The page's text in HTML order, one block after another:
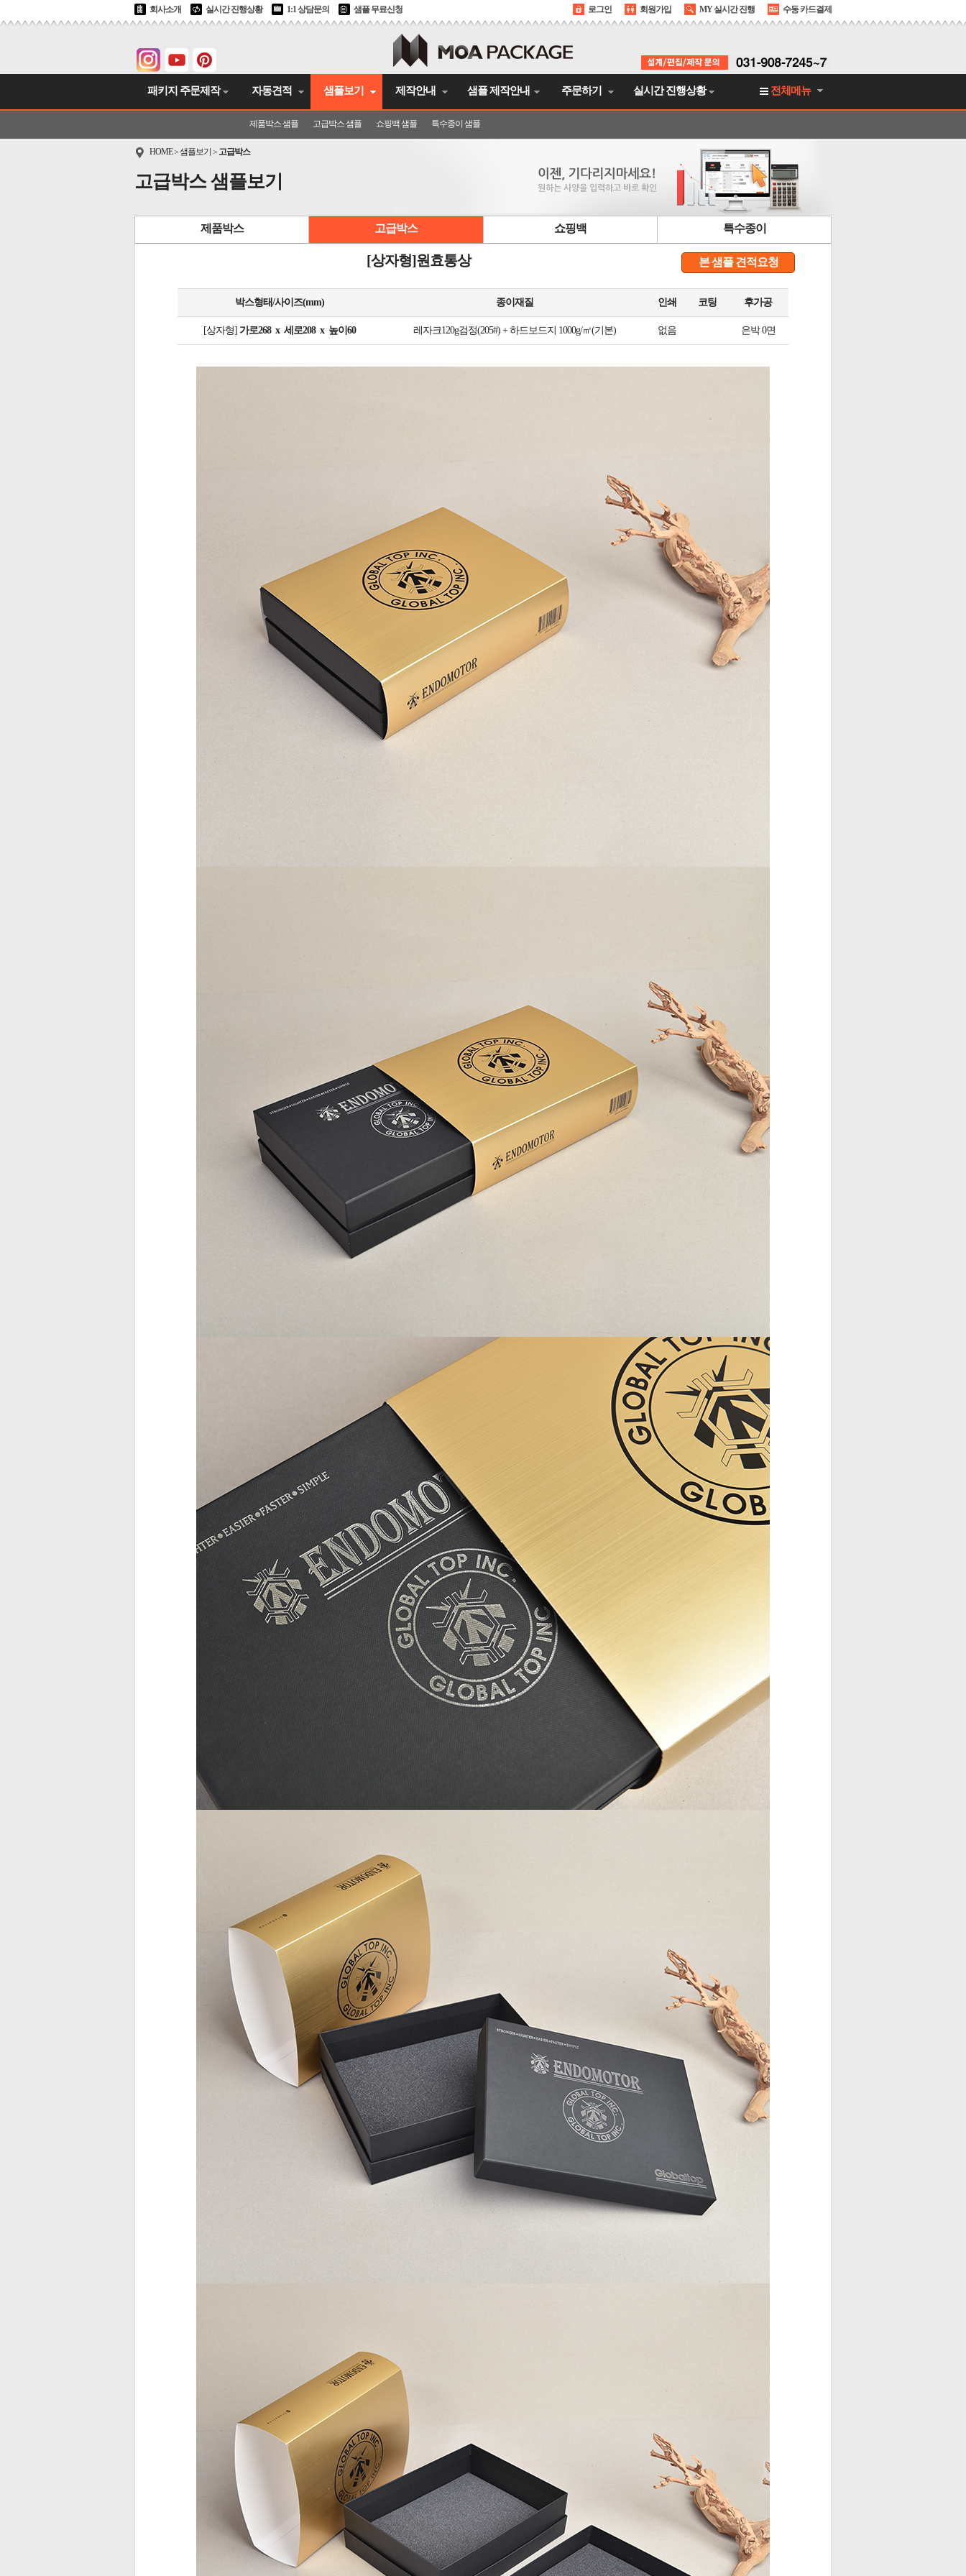
회사소개 실시간 진행상황 1:1 상담문의 샘플 무료신청 로그인 회원가입 MY 실시간 진행 수동 카드결제
전체메뉴
패키지 주문제작 자동견적 샘플보기
제품박스 샘플 고급박스 샘플 쇼핑백 샘플 특수종이 샘플
제작안내 샘플 제작안내 주문하기 실시간 진행상황
HOME>샘플보기 > 고급박스
고급박스 샘플보기
제품박스 고급박스 쇼핑백 특수종이
[상자형]원효통상 본 샘플 견적요청
박스형태/사이즈(mm) 종이재질 인쇄 코팅 후가공
[상자형] 가로268 x 세로208 x 높이60 레자크120g검정(205#) + 하드보드지 1000g/㎡(기본) 없음 은박 0면